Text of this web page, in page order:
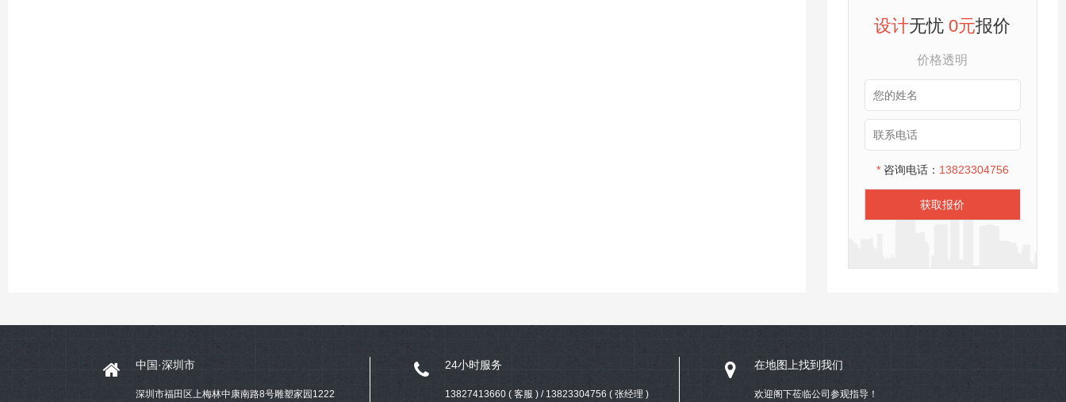
设计无忧0元报价
价格透明
*咨询电话： 13823304756
获取报价
中国·深圳市
深圳市福田区上梅林中康南路8号雕塑家园1222
24小时服务
13827413660 ( 客服 ) / 13823304756 ( 张经理 )
在地图上找到我们
欢迎阁下莅临公司参观指导！